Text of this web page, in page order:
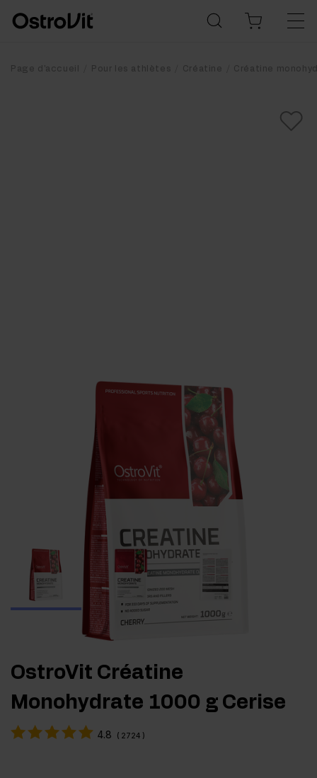
Page d'accueil Pour les athlètes Créatine Créatine
OstroVit Créatine
Monohydrate 1000 g Cerise
4.8 ( 2724 )